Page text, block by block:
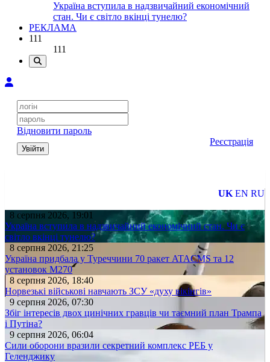
Україна вступила в надзвичайний економічний
стан. Чи є світло вкінці тунелю?
РЕКЛАМА
111
111
Відновити пароль
Увійти
Реєстрація
UK EN RU
8 серпня 2026, 19:01
Україна вступила в надзвичайний економічний стан. Чи є
світло вкінці тунелю?
8 серпня 2026, 21:25
Україна придбала у Туреччини 70 ракет ATACMS та 12
установок M270
8 серпня 2026, 18:40
Норвезькі військові навчають ЗСУ «духу вікінгів»
9 серпня 2026, 07:30
Збіг інтересів двох цинічних гравців чи таємний план Трампа
і Путіна?
9 серпня 2026, 06:04
Сили оборони вразили секретний комплекс РЕБ у
Геленджику